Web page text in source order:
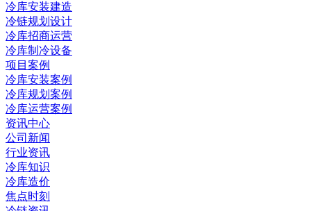
冷库安装建造
冷链规划设计
冷库招商运营
冷库制冷设备
项目案例
冷库安装案例
冷库规划案例
冷库运营案例
资讯中心
公司新闻
行业资讯
冷库知识
冷库造价
焦点时刻